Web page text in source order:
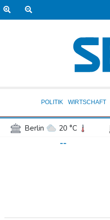
POLITIK WIRTSCHAFT
Berlin 20 °C
Frankfurt am Main
--